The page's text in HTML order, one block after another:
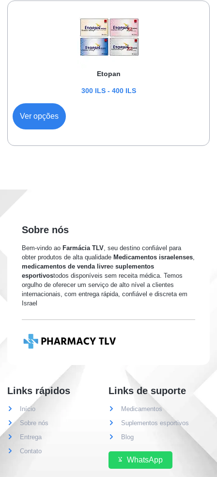
Etopan
300 ILS - 400 ILS
Ver opções
Sobre nós
Bem-vindo ao Farmácia TLV , seu destino confiável para
obter produtos de alta qualidade Medicamentos israelenses
medicamentos de venda livree suplementos
esportivostodos disponíveis sem receita médica. Temos
orgulho de oferecer um serviço de alto nível a clientes
internacionais, com entrega rápida, confiável e discreta em
Israel
Links rápidos
Início
Sobre nós
Entrega
Contato
Links de suporte
Medicamentos
Suplementos esportivos
Blog
WhatsApp